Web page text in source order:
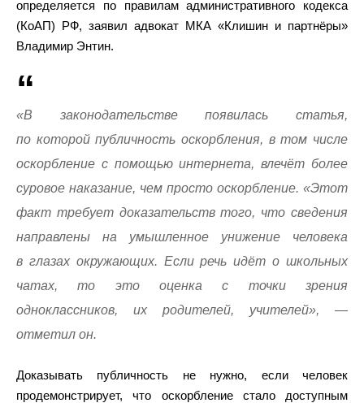
определяется по правилам административного кодекса
(КоАП) РФ, заявил адвокат МКА «Клишин и партнёры»
Владимир Энтин.
«В законодательстве появилась статья,
по которой публичность оскорбления, в том числе
оскорбление с помощью интернета, влечёт более
суровое наказание, чем просто оскорбление. «Этот
факт требует доказательств того, что сведения
направлены на умышленное унижение человека
в глазах окружающих. Если речь идёт о школьных
чатах, то это оценка с точки зрения
одноклассников, их родителей, учителей», —
отметил он.
Доказывать публичность не нужно, если человек
продемонстрирует, что оскорбление стало доступным